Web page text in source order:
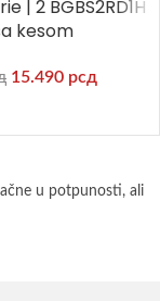
| 2 BGBS2RD1H
kesom
15.490 рсд
u potpunosti, ali